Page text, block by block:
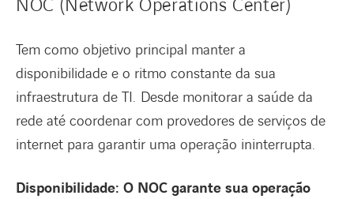
NOC (Network Operations Center)
Tem como objetivo principal manter a
disponibilidade e o ritmo constante da sua
infraestrutura de TI. Desde monitorar a saúde da
rede até coordenar com provedores de serviços de
internet para garantir uma operação ininterrupta.
Disponibilidade: O NOC garante sua operação